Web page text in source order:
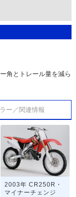
角とトレール量を減ら
ー／関連情報
2003年 CR250R・
マイナーチェンジ